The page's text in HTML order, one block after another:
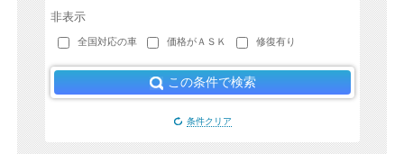
非表示
全国対応の車 価格がＡＳＫ 修復有り
この条件で検索
条件クリア